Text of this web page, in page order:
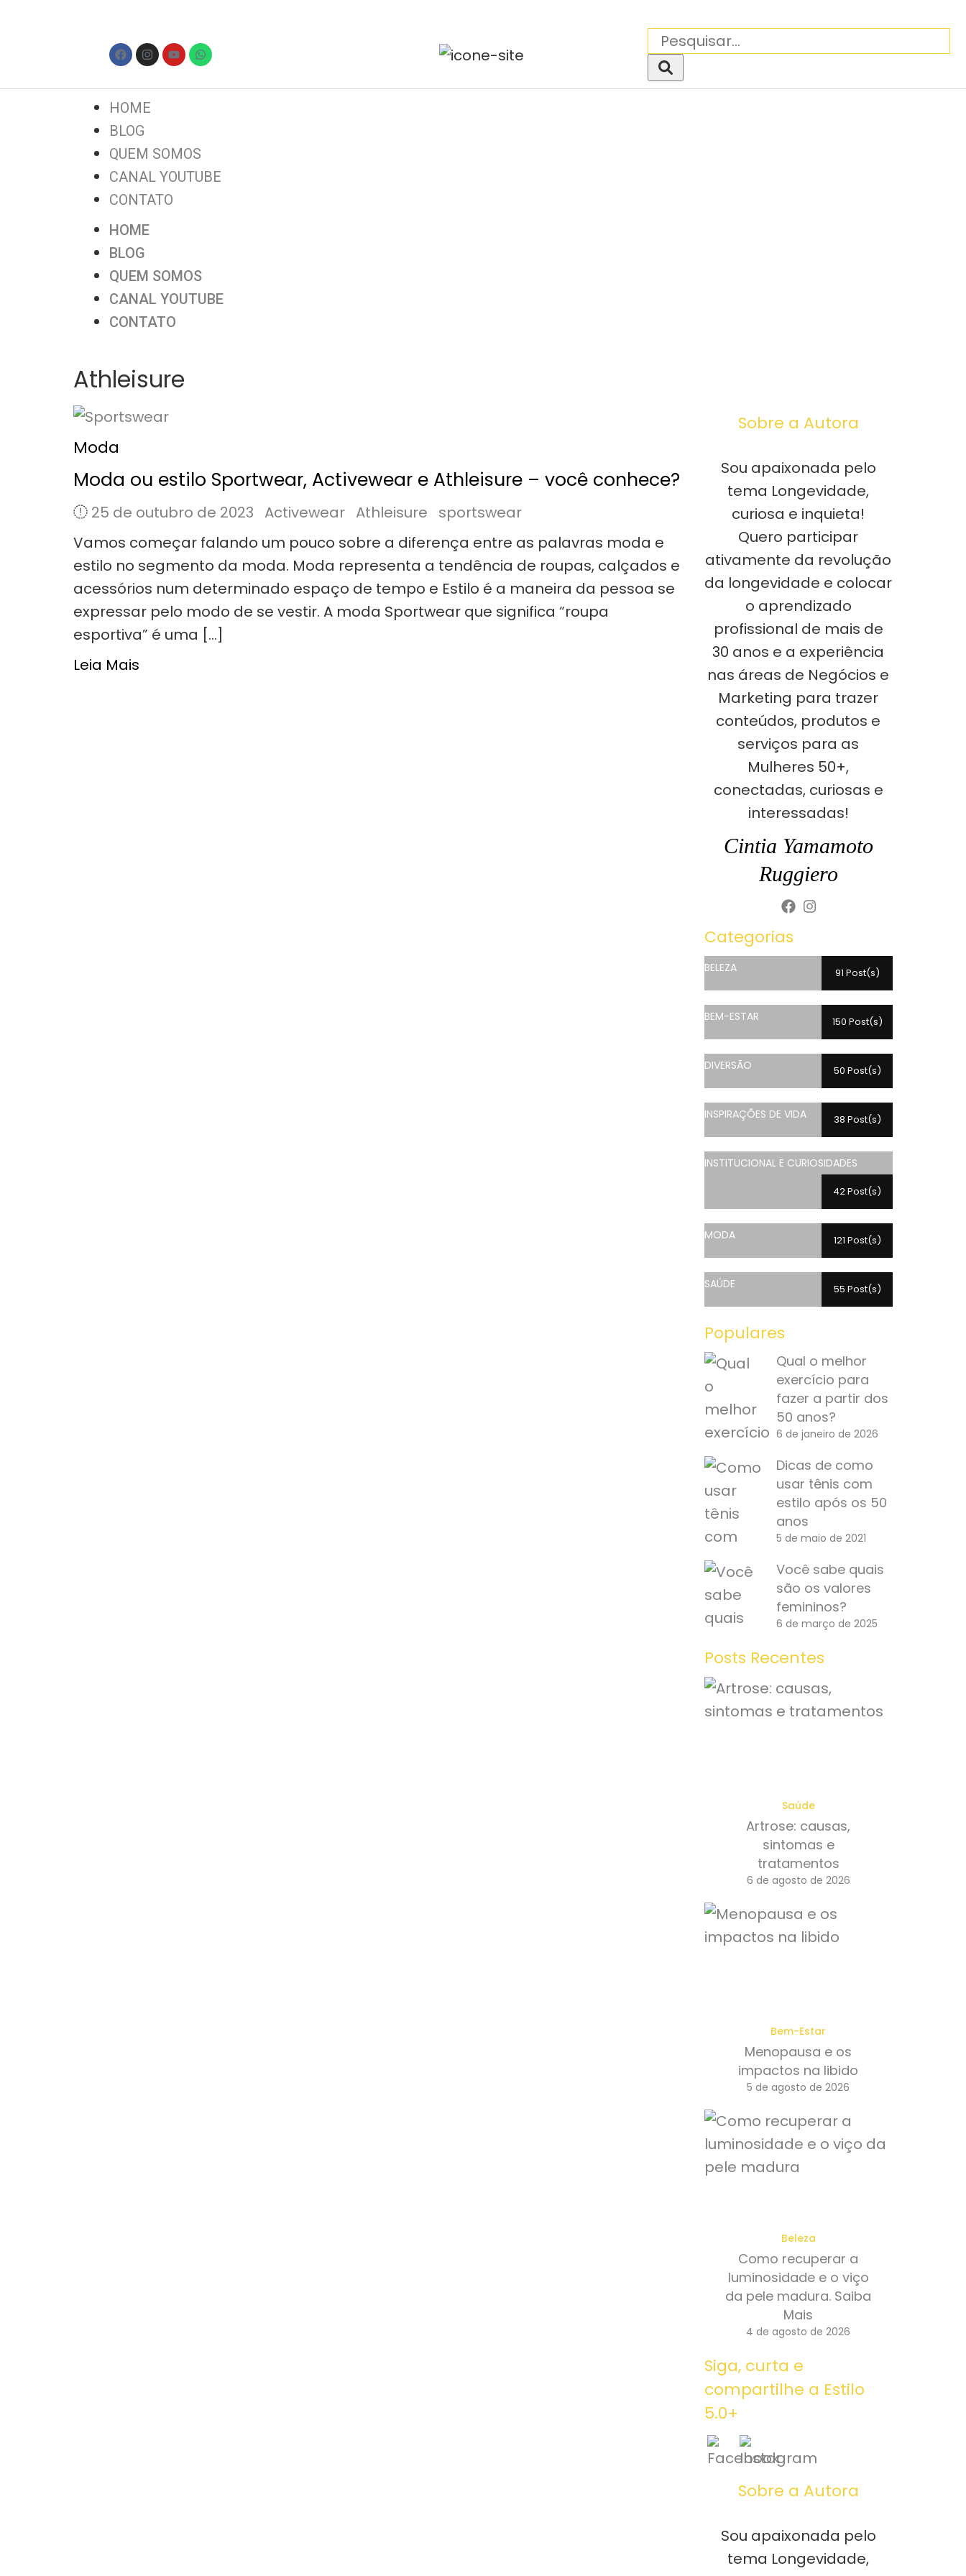
HOME
BLOG
QUEM SOMOS
CANAL YOUTUBE
CONTATO
HOME
BLOG
QUEM SOMOS
CANAL YOUTUBE
CONTATO
Athleisure
Moda
Moda ou estilo Sportwear, Activewear e Athleisure – você conhece?
25 de outubro de 2023 Activewear Athleisure
sportswear
Vamos começar falando um pouco sobre a diferença entre as palavras moda e
estilo no segmento da moda. Moda representa a tendência de roupas, calçados e
acessórios num determinado espaço de tempo e Estilo é a maneira da pessoa se
expressar pelo modo de se vestir. A moda Sportwear que significa “roupa
esportiva” é uma […]
Leia Mais
Sobre a Autora
Sou apaixonada pelo
tema Longevidade,
curiosa e inquieta!
Quero participar
ativamente da revolução
da longevidade e colocar
o aprendizado
profissional de mais de
30 anos e a experiência
nas áreas de Negócios e
Marketing para trazer
conteúdos, produtos e
serviços para as
Mulheres 50+,
conectadas, curiosas e
interessadas!
Cintia Yamamoto
Ruggiero
Categorias
BELEZA 91 Post(s)
BEM-ESTAR 150 Post(s)
DIVERSÃO 50 Post(s)
INSPIRAÇÕES DE VIDA 38 Post(s)
INSTITUCIONAL E CURIOSIDADES
42 Post(s)
MODA 121 Post(s)
SAÚDE 55 Post(s)
Populares
Qual o melhor
exercício para
fazer a partir dos
50 anos?
6 de janeiro de 2026
Dicas de como
usar tênis com
estilo após os 50
anos
5 de maio de 2021
Você sabe quais
são os valores
femininos?
6 de março de 2025
Posts Recentes
Saúde
Artrose: causas,
sintomas e
tratamentos
6 de agosto de 2026
Bem-Estar
Menopausa e os
impactos na libido
5 de agosto de 2026
Beleza
Como recuperar a
luminosidade e o viço
da pele madura. Saiba
Mais
4 de agosto de 2026
Siga, curta e
compartilhe a Estilo
5.0+
Sobre a Autora
Sou apaixonada pelo
tema Longevidade,